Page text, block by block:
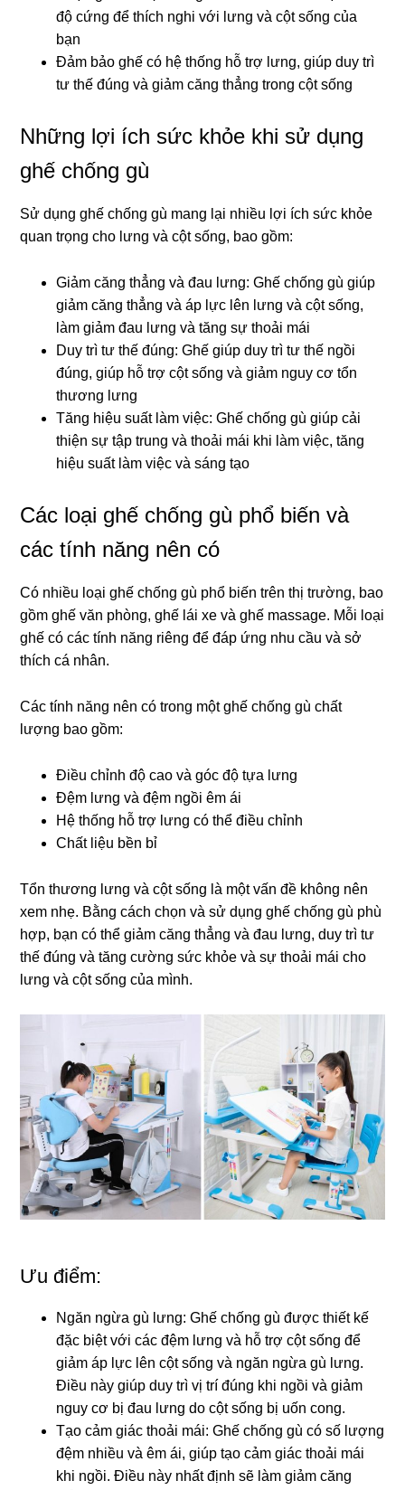
độ cứng để thích nghi với lưng và cột sống của
bạn
Đảm bảo ghế có hệ thống hỗ trợ lưng, giúp duy trì
tư thế đúng và giảm căng thẳng trong cột sống
Những lợi ích sức khỏe khi sử dụng
ghế chống gù
Sử dụng ghế chống gù mang lại nhiều lợi ích sức khỏe
quan trọng cho lưng và cột sống, bao gồm:
Giảm căng thẳng và đau lưng: Ghế chống gù giúp
giảm căng thẳng và áp lực lên lưng và cột sống,
làm giảm đau lưng và tăng sự thoải mái
Duy trì tư thế đúng: Ghế giúp duy trì tư thế ngồi
đúng, giúp hỗ trợ cột sống và giảm nguy cơ tổn
thương lưng
Tăng hiệu suất làm việc: Ghế chống gù giúp cải
thiện sự tập trung và thoải mái khi làm việc, tăng
hiệu suất làm việc và sáng tạo
Các loại ghế chống gù phổ biến và
các tính năng nên có
Có nhiều loại ghế chống gù phổ biến trên thị trường, bao
gồm ghế văn phòng, ghế lái xe và ghế massage. Mỗi loại
ghế có các tính năng riêng để đáp ứng nhu cầu và sở
thích cá nhân.
Các tính năng nên có trong một ghế chống gù chất
lượng bao gồm:
Điều chỉnh độ cao và góc độ tựa lưng
Đệm lưng và đệm ngồi êm ái
Hệ thống hỗ trợ lưng có thể điều chỉnh
Chất liệu bền bỉ
Tổn thương lưng và cột sống là một vấn đề không nên
xem nhẹ. Bằng cách chọn và sử dụng ghế chống gù phù
hợp, bạn có thể giảm căng thẳng và đau lưng, duy trì tư
thế đúng và tăng cường sức khỏe và sự thoải mái cho
lưng và cột sống của mình.
Ưu điểm:
Ngăn ngừa gù lưng: Ghế chống gù được thiết kế
đặc biệt với các đệm lưng và hỗ trợ cột sống để
giảm áp lực lên cột sống và ngăn ngừa gù lưng.
Điều này giúp duy trì vị trí đúng khi ngồi và giảm
nguy cơ bị đau lưng do cột sống bị uốn cong.
Tạo cảm giác thoải mái: Ghế chống gù có số lượng
đệm nhiều và êm ái, giúp tạo cảm giác thoải mái
khi ngồi. Điều này nhất định sẽ làm giảm căng